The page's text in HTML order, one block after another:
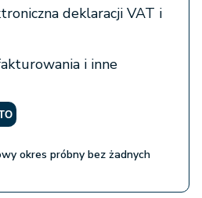
deklaracji VAT i
i inne
okres próbny bez żadnych